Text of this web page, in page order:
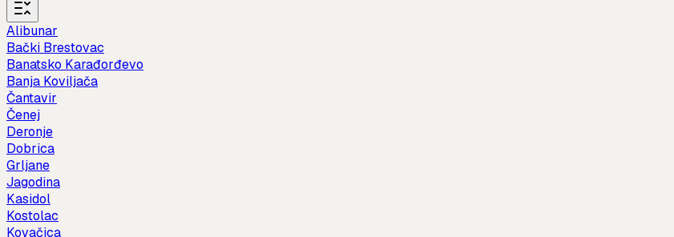
Alibunar
Bački Brestovac
Banatsko Karađorđevo
Banja Koviljača
Čantavir
Čenej
Deronje
Dobrica
Grljane
Jagodina
Kasidol
Kostolac
Kovačica